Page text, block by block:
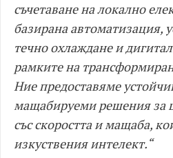
съчетаване на локално
базирана автоматизация,
течно охлаждане и
рамките на
Ние предоставяме
мащабируеми решения за
със скоростта и мащаба,
изкуствения интелект.“